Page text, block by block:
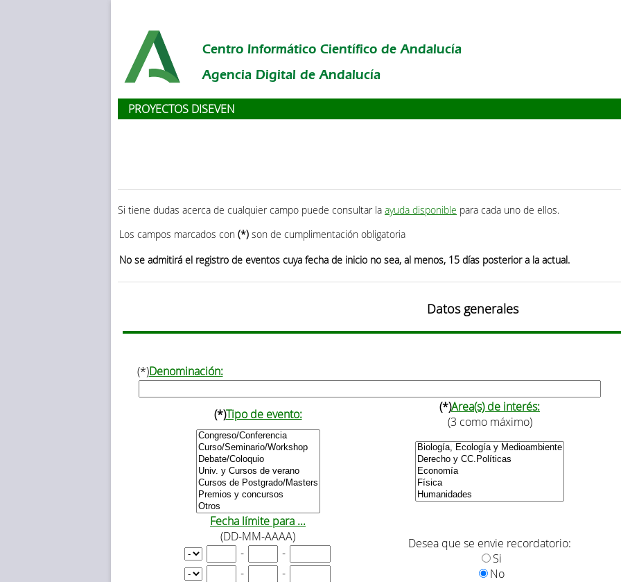
Centro Informático Científico de Andalucía
Agencia Digital de Andalucía
PROYECTOS DISEVEN
Si tiene dudas acerca de cualquier campo puede consultar la ayuda disponible para cada uno de ellos.
Los campos marcados con (*) son de cumplimentación obligatoria
No se admitirá el registro de eventos cuya fecha de inicio no sea, al menos, 15 días posterior a la actual.
Datos generales
(*)Denominación:
(*)Tipo de evento: (*)Area(s) de interés:
(3 como máximo)
Fecha límite para ...
(DD-MM-AAAA)
-
-
-
-
Desea que se envie recordatorio:
Si
No